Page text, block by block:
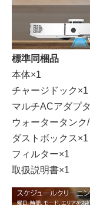
標準同梱品
本体×1
チャージドック×1
マルチACアダプ
ウォータータンク
ダストボックス×1
フィルター×1
取扱説明書×1